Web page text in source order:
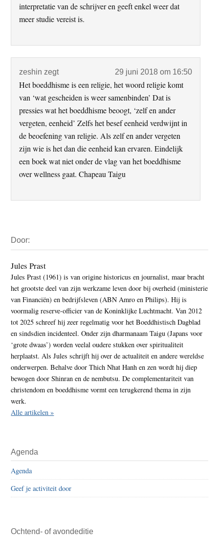
interpretatie van de schrijver en geeft enkel weer dat
meer studie vereist is.
zeshin zegt 29 juni 2018 om 16:50
Het boeddhisme is een religie, het woord religie komt
van ‘wat gescheiden is weer samenbinden’ Dat is
pressies wat het boeddhisme beoogt, ‘zelf en ander
vergeten, eenheid’ Zelfs het besef eenheid verdwijnt in
de beoefening van religie. Als zelf en ander vergeten
zijn wie is het dan die eenheid kan ervaren. Eindelijk
een boek wat niet onder de vlag van het boeddhisme
over wellness gaat. Chapeau Taigu
Sidebar
Door:
Jules Prast
Jules Prast (1961) is van origine historicus en journalist, maar bracht
het grootste deel van zijn werkzame leven door bij overheid (ministerie
van Financiën) en bedrijfsleven (ABN Amro en Philips). Hij is
voormalig reserve-officier van de Koninklijke Luchtmacht. Van 2012
tot 2025 schreef hij zeer regelmatig voor het Boeddhistisch Dagblad
en sindsdien incidenteel. Onder zijn dharmanaam Taigu (Japans voor
‘grote dwaas’) worden veelal oudere stukken over spiritualiteit
herplaatst. Als Jules schrijft hij over de actualiteit en andere wereldse
onderwerpen. Behalve door Thich Nhat Hanh en zen wordt hij diep
bewogen door Shinran en de nembutsu. De complementariteit van
christendom en boeddhisme vormt een terugkerend thema in zijn
werk.
Alle artikelen »
Agenda
Agenda
Geef je activiteit door
Ochtend- of avondeditie